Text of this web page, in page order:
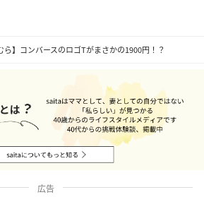
ら】コンバースのロゴTがまさかの1900円！？
広告